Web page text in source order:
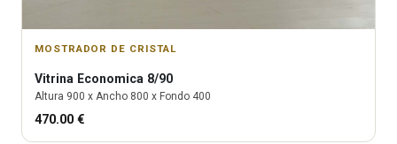
MOSTRADOR DE CRISTAL
Vitrina Economica 8/90
Altura 900 x Ancho 800 x Fondo 400
470.00 €